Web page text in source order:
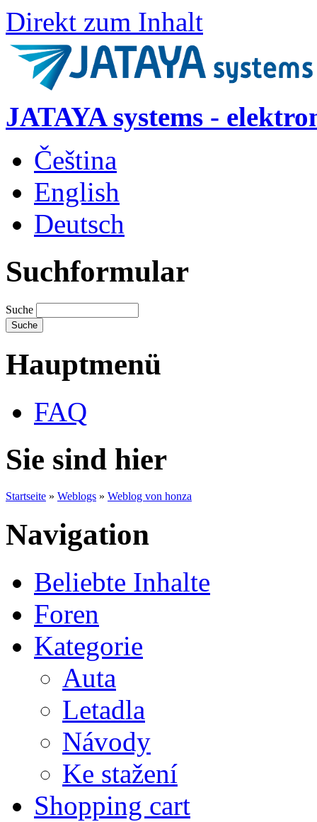
Direkt zum Inhalt
JATAYA systems -
Čeština
English
Deutsch
Suchformular
Suche
Hauptmenü
FAQ
Sie sind hier
Startseite » Weblogs » Weblog von honza
Navigation
Beliebte Inhalte
Foren
Kategorie
Auta
Letadla
Návody
Ke stažení
Shopping cart